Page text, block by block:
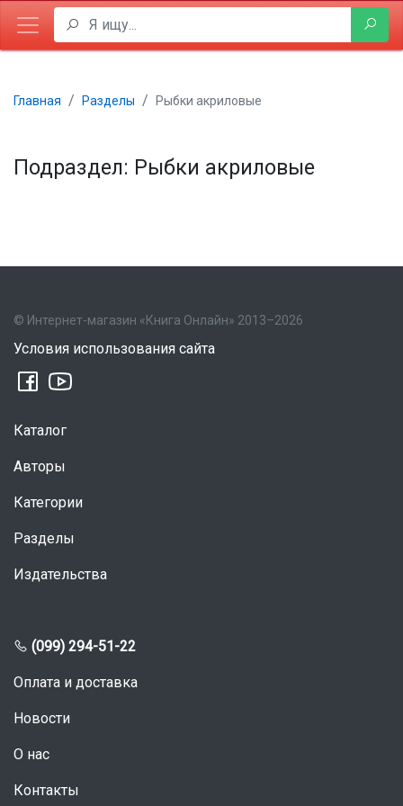
Главная Разделы Рыбки акриловые
Подраздел: Рыбки акриловые
© Интернет-магазин «Книга Онлайн» 2013–2026
Условия использования сайта
Каталог
Авторы
Категории
Разделы
Издательства
(099) 294-51-22
Оплата и доставка
Новости
О нас
Контакты